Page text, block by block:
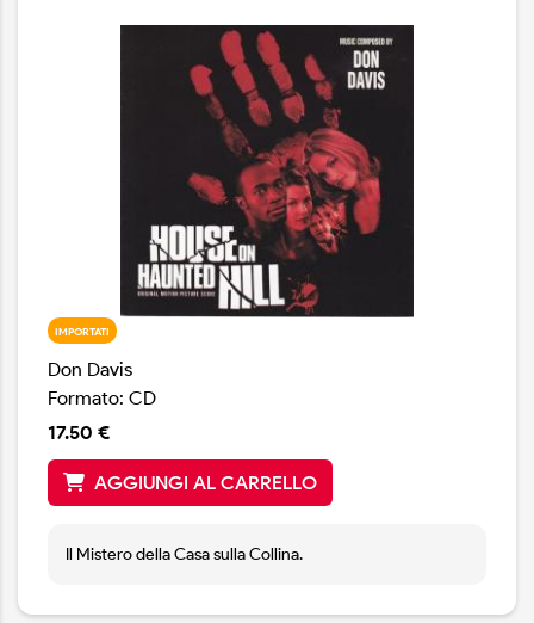
IMPORTATI
Don Davis
Formato: CD
17.50 €
AGGIUNGI AL CARRELLO
Il Mistero della Casa sulla Collina.